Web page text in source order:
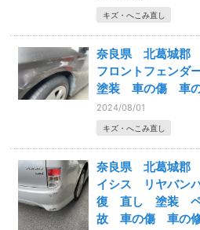
キズ・へこみ直し
奈良県 北葛城
フロントフェン
塗装 車の傷 車
2024/08/01
キズ・へこみ直し
奈良県 北葛城
イシス リヤバ
復 直し 塗装
故 車の傷 車の